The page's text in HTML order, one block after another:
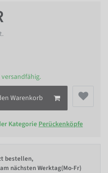
Warenkorb
KategoriePerückenköpfe
bestellen,
nächsten Werktag(Mo-Fr)